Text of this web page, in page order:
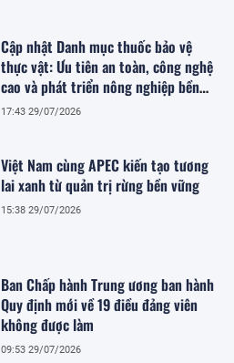
Cập nhật Danh mục thuốc bảo vệ
thực vật: Ưu tiên an toàn, công nghệ
cao và phát triển nông nghiệp bền
vững
17:43 29/07/2026
Việt Nam cùng APEC kiến tạo tương
lai xanh từ quản trị rừng bền vững
15:38 29/07/2026
Ban Chấp hành Trung ương ban hành
Quy định mới về 19 điều đảng viên
không được làm
09:53 29/07/2026